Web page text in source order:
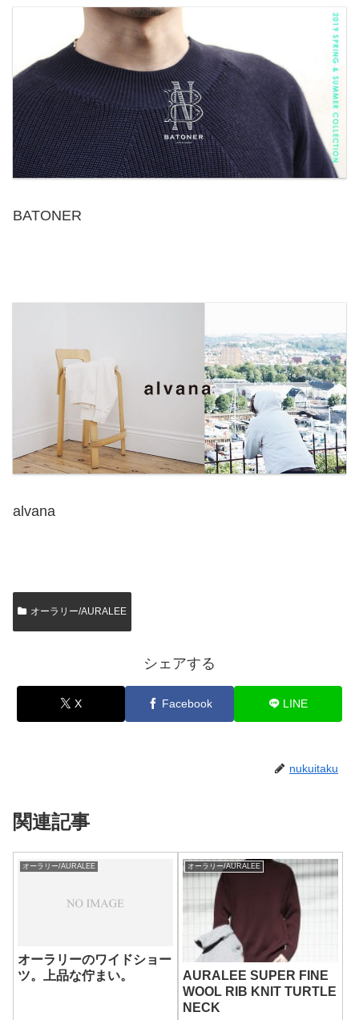
BATONER
alvana
オーラリー/AURALEE
シェアする
X Facebook LINE
nukuitaku
関連記事
オーラリー/AURALEE
オーラリーのワイドショー
ツ。上品な佇まい。
オーラリー/AURALEE
AURALEE SUPER FINE
WOOL RIB KNIT TURTLE
NECK